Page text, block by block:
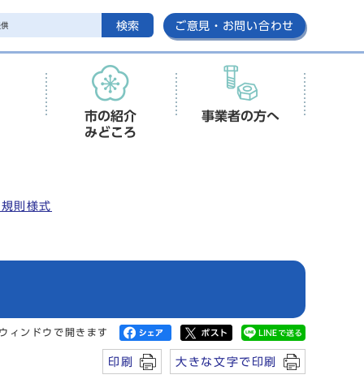
検索 ご意見・お問い合わせ
市の紹介
みどころ
事業者の方へ
則様式
ィンドウで開きます
印刷 大きな文字で印刷